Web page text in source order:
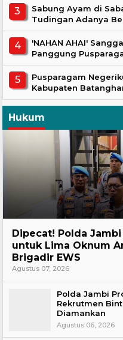
Sabung Ayam di
Tudingan Adanya
'NAHAN AHAI'
Panggung
Pusparagam
Kabupaten
Hukum
Dipecat! Polda
untuk Lima Oknum
Brigadir EWS
Agustus 07, 2026
Polda Jambi
Rekrutmen
Diamankan
Agustus 06, 2026